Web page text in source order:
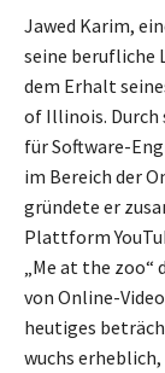
Jawed Karim,
seine berufliche
dem Erhalt
of Illinois. Durch
für Software-
im Bereich der
gründete er
Plattform
„Me at the
von Online-
heutiges
wuchs